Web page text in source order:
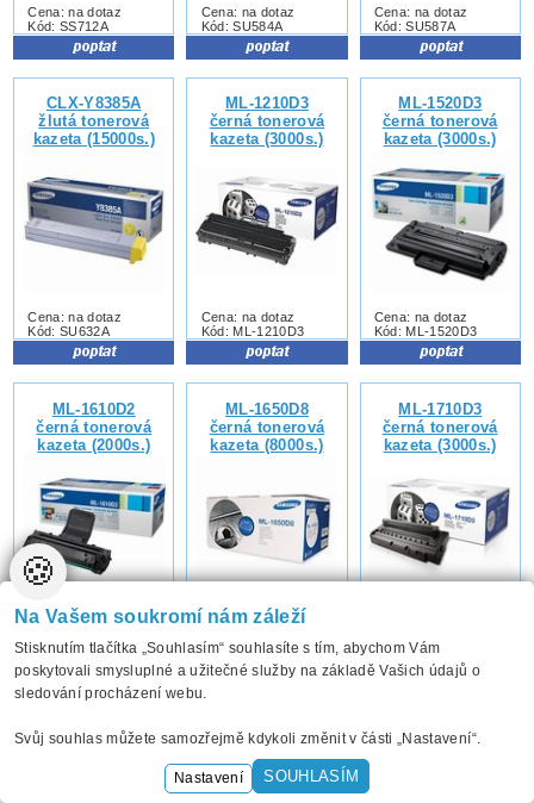
Cena: na dotaz
Kód: SS712A
Cena: na dotaz
Kód: SU584A
Cena: na dotaz
Kód: SU587A
CLX-Y8385A
žlutá tonerová
kazeta (15000s.)
Cena: na dotaz
Kód: SU632A
ML-1210D3
černá tonerová
kazeta (3000s.)
Cena: na dotaz
Kód: ML-1210D3
ML-1520D3
černá tonerová
kazeta (3000s.)
Cena: na dotaz
Kód: ML-1520D3
ML-1610D2
černá tonerová
kazeta (2000s.)
Cena: na dotaz
ML-1650D8
černá tonerová
kazeta (8000s.)
Cena: na dotaz
ML-1710D3
černá tonerová
kazeta (3000s.)
černá tonerová
kazeta (3000s.)
černá tonerová
kazeta (8000s.)
černá tonerová
kazeta (5000s.)
🍪
Na Vašem soukromí nám záleží
Stisknutím tlačítka „Souhlasím“ souhlasíte s tím, abychom Vám
poskytovali smysluplné a užitečné služby na základě Vašich údajů o
sledování procházení webu.
Svůj souhlas můžete samozřejmě kdykoli změnit v části „Nastavení“.
Nastavení SOUHLASÍM